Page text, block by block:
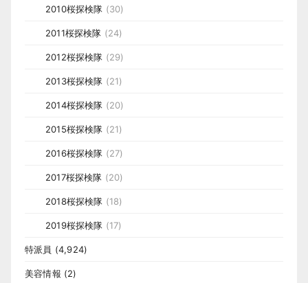
2010桜探検隊 (30)
2011桜探検隊 (24)
2012桜探検隊 (29)
2013桜探検隊 (21)
2014桜探検隊 (20)
2015桜探検隊 (21)
2016桜探検隊 (27)
2017桜探検隊 (20)
2018桜探検隊 (18)
2019桜探検隊 (17)
特派員 (4,924)
美容情報 (2)